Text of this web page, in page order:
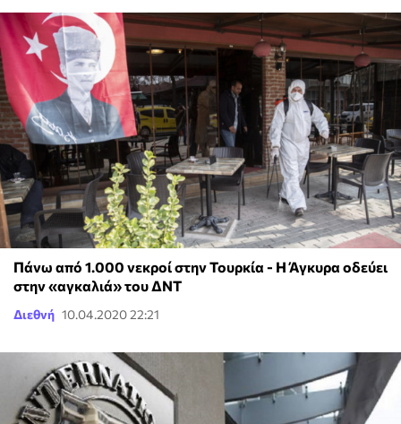
Πάνω από 1.000 νεκροί στην Τουρκία - Η Άγκυρα οδεύει
στην «αγκαλιά» του ΔΝΤ
Διεθνή 10.04.2020 22:21